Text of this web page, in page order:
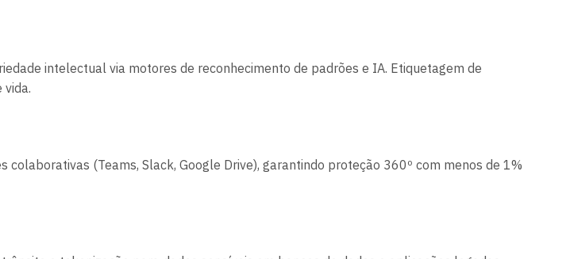
intelectual via motores de reconhecimento de padrões e IA. Etiquetagem de
(Teams, Slack, Google Drive), garantindo proteção 360º com menos de 1%